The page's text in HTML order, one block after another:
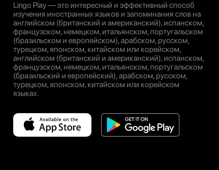
Lingo Play — это интересный и эффективный способ
изучения иностранных языков и запоминания слов на
английском (британский и американский), испанском,
французском, немецком, итальянском, португальском
(бразильском и европейском), арабском, русском,
турецком, японском, китайском или корейском,
английском (британский и американский), испанском,
французском, немецком, итальянском, португальском
(бразильский и европейский), арабском, русском,
турецком, японском, китайском или корейском
языках.